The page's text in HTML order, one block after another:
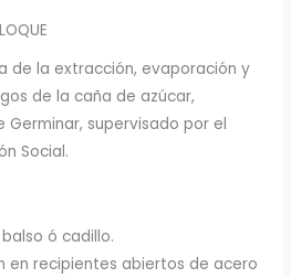
de la extracción, evaporación y
de la caña de azúcar,
supervisado por el
Social.
ó cadillo.
en recipientes abiertos de acero